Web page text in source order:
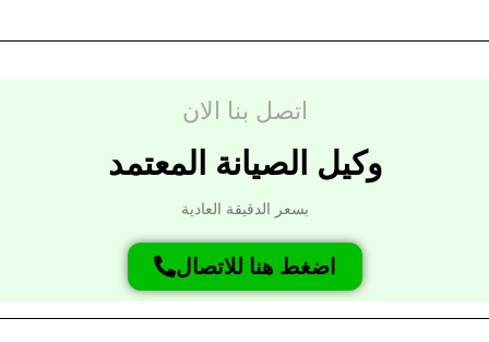
اتصل بنا الان
وكيل الصيانة المعتمد
بسعر الدقيقة العادية
اضغط هنا للاتصال